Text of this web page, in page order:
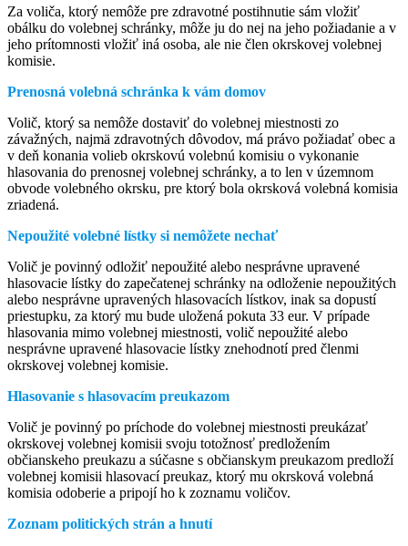
Za voliča, ktorý nemôže pre zdravotné postihnutie sám vložiť
obálku do volebnej schránky, môže ju do nej na jeho požiadanie a v
jeho prítomnosti vložiť iná osoba, ale nie člen okrskovej volebnej
komisie.
Prenosná volebná schránka k vám domov
Volič, ktorý sa nemôže dostaviť do volebnej miestnosti zo
závažných, najmä zdravotných dôvodov, má právo požiadať obec a
v deň konania volieb okrskovú volebnú komisiu o vykonanie
hlasovania do prenosnej volebnej schránky, a to len v územnom
obvode volebného okrsku, pre ktorý bola okrsková volebná komisia
zriadená.
Nepoužité volebné lístky si nemôžete nechať
Volič je povinný odložiť nepoužité alebo nesprávne upravené
hlasovacie lístky do zapečatenej schránky na odloženie nepoužitých
alebo nesprávne upravených hlasovacích lístkov, inak sa dopustí
priestupku, za ktorý mu bude uložená pokuta 33 eur. V prípade
hlasovania mimo volebnej miestnosti, volič nepoužité alebo
nesprávne upravené hlasovacie lístky znehodnotí pred členmi
okrskovej volebnej komisie.
Hlasovanie s hlasovacím preukazom
Volič je povinný po príchode do volebnej miestnosti preukázať
okrskovej volebnej komisii svoju totožnosť predložením
občianskeho preukazu a súčasne s občianskym preukazom predloží
volebnej komisii hlasovací preukaz, ktorý mu okrsková volebná
komisia odoberie a pripojí ho k zoznamu voličov.
Zoznam politických strán a hnutí